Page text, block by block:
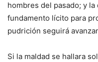
hombres del pasado; y
fundamento lícito para
pudrición seguirá
Si la maldad se hallara